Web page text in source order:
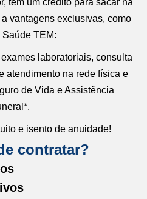
tem um crédito para sacar na
vantagens exclusivas, como
Saúde TEM:
laboratoriais, consulta
atendimento na rede física e
de Vida e Assistência
e isento de anuidade!
contratar?